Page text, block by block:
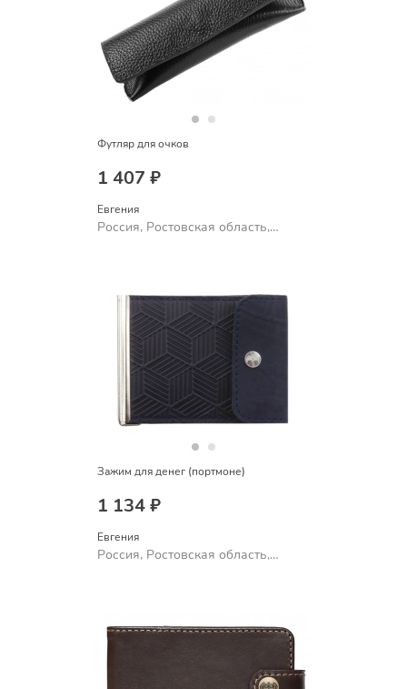
Футляр для очков
1 407 ₽
Евгения
Россия, Ростовская область,
Зажим для денег (портмоне)
1 134 ₽
Евгения
Россия, Ростовская область,